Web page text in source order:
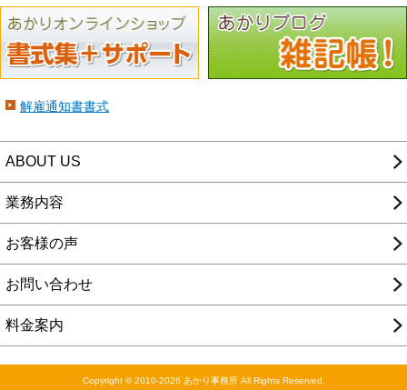
解雇通知書書式
ABOUT US
業務内容
お客様の声
お問い合わせ
料金案内
Copyright © 2010-2026 あかり事務所 All Rights Reserved.